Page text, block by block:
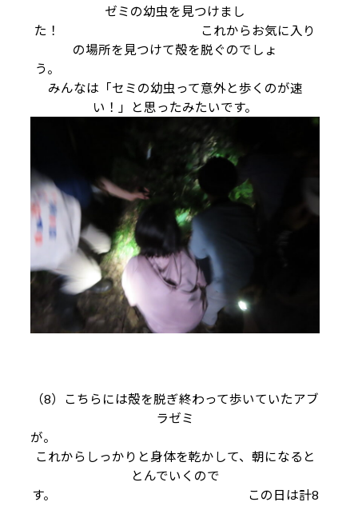
ゼミの幼虫を見つけまし
た！ これからお気に入り
の場所を見つけて殻を脱ぐのでしょ
う。
みんなは「セミの幼虫って意外と歩くのが速
い！」と思ったみたいです。
（8）こちらには殻を脱ぎ終わって歩いていたアブ
ラゼミ
が。
これからしっかりと身体を乾かして、朝になると
とんでいくので
す。 この日は計8